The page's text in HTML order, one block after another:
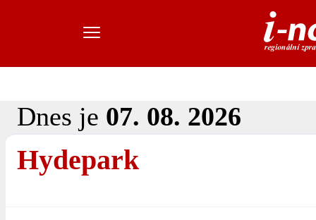
Dnes je 07. 08. 2026
Hydepark